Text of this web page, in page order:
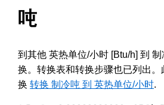
吨
到其他 英热单位/小时 [Btu/h] 到
换。转换表和转换步骤也已列出
换 转换 制冷吨 到 英热单位/小时.